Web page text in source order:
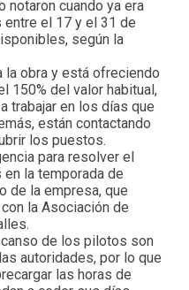
cuando ya era
entre el 17 y el 31 de
según la
la obra y está ofreciendo
150% del valor habitual,
trabajar en los días que
están contactando
los puestos.
para resolver el
la temporada de
de la empresa, que
la Asociación de
de los pilotos son
autoridades, por lo que
las horas de